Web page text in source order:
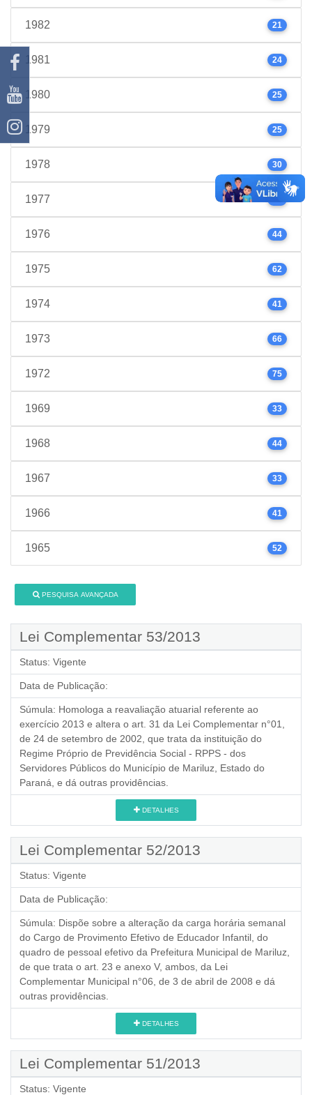
1982 21
1981 24
1980 25
1979 25
1978 30
1977 39
1976 44
1975 62
1974 41
1973 66
1972 75
1969 33
1968 44
1967 33
1966 41
1965 52
PESQUISA AVANÇADA
Lei Complementar 53/2013
Status: Vigente
Data de Publicação:
Súmula: Homologa a reavaliação atuarial referente ao
exercício 2013 e altera o art. 31 da Lei Complementar n°01,
de 24 de setembro de 2002, que trata da instituição do
Regime Próprio de Previdência Social - RPPS - dos
Servidores Públicos do Município de Mariluz, Estado do
Paraná, e dá outras providências.
DETALHES
Lei Complementar 52/2013
Status: Vigente
Data de Publicação:
Súmula: Dispõe sobre a alteração da carga horária semanal
do Cargo de Provimento Efetivo de Educador Infantil, do
quadro de pessoal efetivo da Prefeitura Municipal de Mariluz,
de que trata o art. 23 e anexo V, ambos, da Lei
Complementar Municipal n°06, de 3 de abril de 2008 e dá
outras providências.
DETALHES
Lei Complementar 51/2013
Status: Vigente